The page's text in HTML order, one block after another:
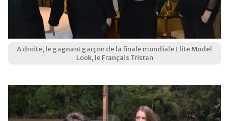
A droite, le gagnant garçon de la finale mondiale Elite Model
Look, le Français Tristan